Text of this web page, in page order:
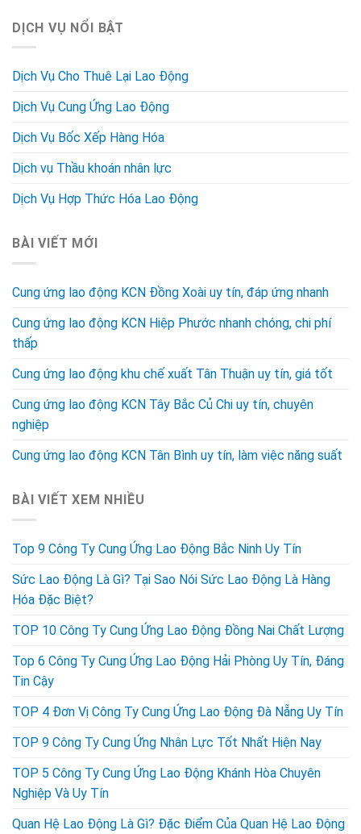
DỊCH VỤ NỔI BẬT
Dịch Vụ Cho Thuê Lại Lao Động
Dịch Vụ Cung Ứng Lao Động
Dịch Vụ Bốc Xếp Hàng Hóa
Dịch vụ Thầu khoán nhân lực
Dịch Vụ Hợp Thức Hóa Lao Động
BÀI VIẾT MỚI
Cung ứng lao động KCN Đồng Xoài uy tín, đáp ứng nhanh
Cung ứng lao động KCN Hiệp Phước nhanh chóng, chi phí
thấp
Cung ứng lao động khu chế xuất Tân Thuận uy tín, giá tốt
Cung ứng lao động KCN Tây Bắc Củ Chi uy tín, chuyên
nghiệp
Cung ứng lao động KCN Tân Bình uy tín, làm việc năng suất
BÀI VIẾT XEM NHIỀU
Top 9 Công Ty Cung Ứng Lao Động Bắc Ninh Uy Tín
Sức Lao Động Là Gì? Tại Sao Nói Sức Lao Động Là Hàng
Hóa Đặc Biệt?
TOP 10 Công Ty Cung Ứng Lao Động Đồng Nai Chất Lượng
Top 6 Công Ty Cung Ứng Lao Động Hải Phòng Uy Tín, Đáng
Tin Cậy
TOP 4 Đơn Vị Công Ty Cung Ứng Lao Động Đà Nẵng Uy Tín
TOP 9 Công Ty Cung Ứng Nhân Lực Tốt Nhất Hiện Nay
TOP 5 Công Ty Cung Ứng Lao Động Khánh Hòa Chuyên
Nghiệp Và Uy Tín
Quan Hệ Lao Động Là Gì? Đặc Điểm Của Quan Hệ Lao Động